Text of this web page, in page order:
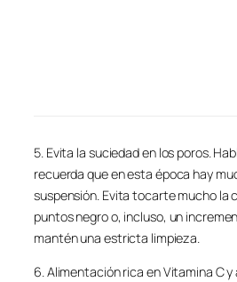
5. Evita la suciedad en los poros.
recuerda que en esta época hay
suspensión. Evita tocarte mucho la
puntos negro o, incluso, un
mantén una estricta limpieza.
6. Alimentación rica en Vitamina C